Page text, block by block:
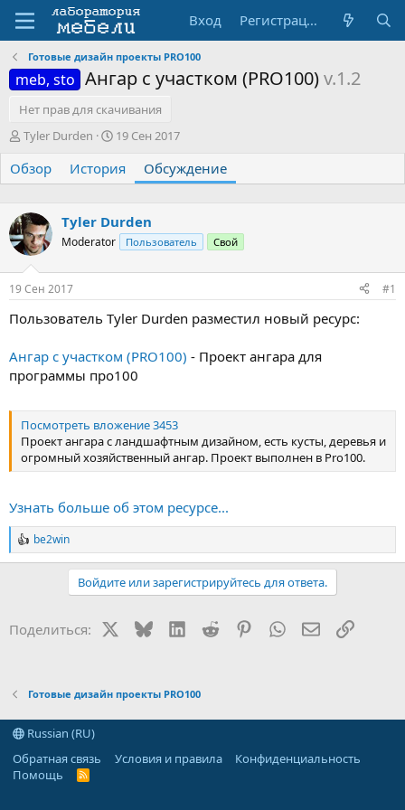
Вход Регистрация
Готовые дизайн проекты PRO100
meb, sto Ангар с участком (PRO100)v.1.2
Нет прав для скачивания
А
т
о
т
е
м
ы
Tyler Durden
Д
т
а
а
ч
а
19 Сен 2017
Обзор История Обсуждение
Tyler Durden
Moderator Пользователь Свой
19 Сен 2017 #1
Пользователь Tyler Durden разместил новый ресурс:
Ангар с участком (PRO100) - Проект ангара для
программы про100
Посмотреть вложение 3453
Проект ангара с ландшафтным дизайном, есть кусты, деревья и
огромный хозяйственный ангар. Проект выполнен в Pro100.
Узнать больше об этом ресурсе...
Р
е
и
be2win
Войдите или зарегистрируйтесь для ответа.
Поделиться: BlueskyLinkedIn
Reddit PinterestWhatsApp Ссылка
Готовые дизайн проекты PRO100
Russian (RU)
Обратная связь
Условия и правила
Конфиденциальность
Помощь
R